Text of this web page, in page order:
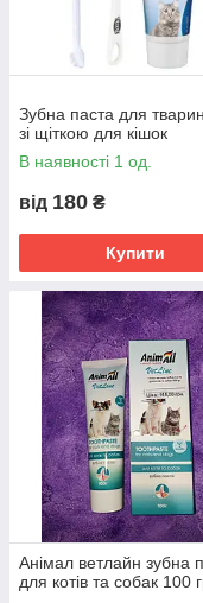
Зубна паста для
зі щіткою для кішок
В наявності 1 од.
від 180 ₴
Купити
Анімал ветлайн зубна
для котів та собак 100